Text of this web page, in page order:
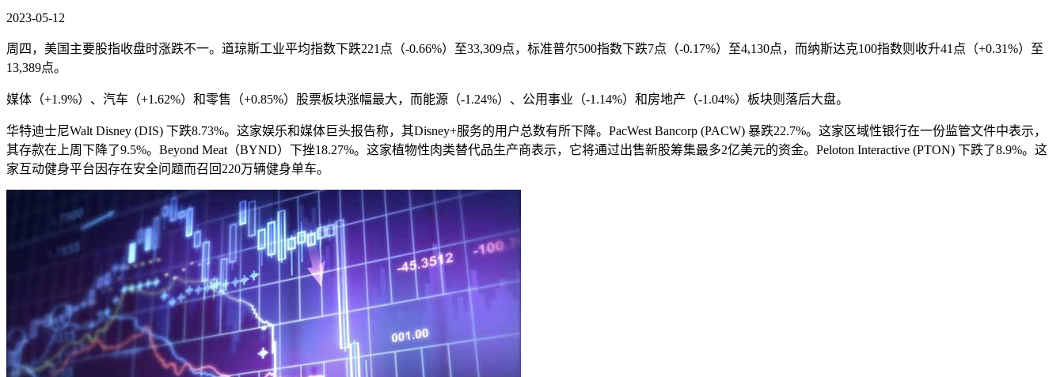
2023-05-12
周四，美国主要股指收盘时涨跌不一。道琼斯工业平均指数下跌221点（-0.66%）至33,309点，标准普尔500指数下跌7点（-0.17%）至4,130点，而纳斯达克100指数则收升41点（+0.31%）至
13,389点。
媒体（+1.9%）、汽车（+1.62%）和零售（+0.85%）股票板块涨幅最大，而能源（-1.24%）、公用事业（-1.14%）和房地产（-1.04%）板块则落后大盘。
华特迪士尼Walt Disney (DIS) 下跌8.73%。这家娱乐和媒体巨头报告称，其Disney+服务的用户总数有所下降。PacWest Bancorp (PACW) 暴跌22.7%。这家区域性银行在一份监管文件中表示，
其存款在上周下降了9.5%。Beyond Meat（BYND）下挫18.27%。这家植物性肉类替代品生产商表示，它将通过出售新股筹集最多2亿美元的资金。Peloton Interactive (PTON) 下跌了8.9%。这
家互动健身平台因存在安全问题而召回220万辆健身单车。